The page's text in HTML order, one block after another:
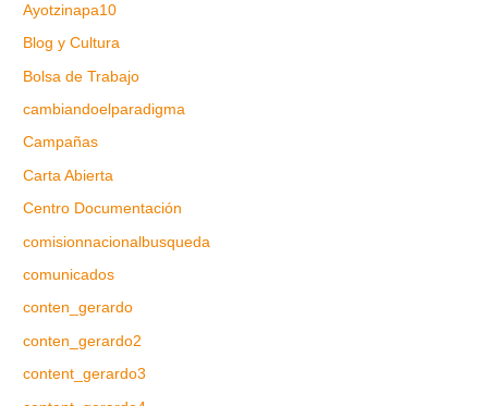
Ayotzinapa10
Blog y Cultura
Bolsa de Trabajo
cambiandoelparadigma
Campañas
Carta Abierta
Centro Documentación
comisionnacionalbusqueda
comunicados
conten_gerardo
conten_gerardo2
content_gerardo3